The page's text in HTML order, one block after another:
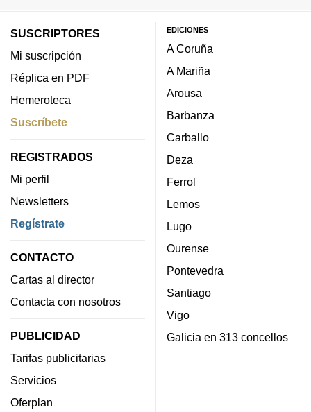
SUSCRIPTORES
Mi suscripción
Réplica en PDF
Hemeroteca
Suscríbete
REGISTRADOS
Mi perfil
Newsletters
Regístrate
CONTACTO
Cartas al director
Contacta con nosotros
PUBLICIDAD
Tarifas publicitarias
Servicios
Oferplan
EDICIONES
A Coruña
A Mariña
Arousa
Barbanza
Carballo
Deza
Ferrol
Lemos
Lugo
Ourense
Pontevedra
Santiago
Vigo
Galicia en 313 concellos